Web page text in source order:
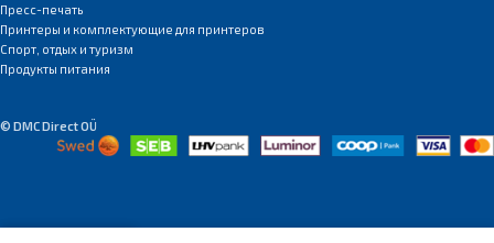
Пресс-печать
Принтеры и комплектующие для принтеров
Спорт, отдых и туризм
Продукты питания
© DMC Direct OÜ